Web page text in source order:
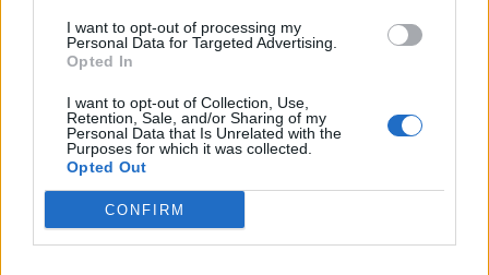
I want to opt-out of processing my
Personal Data for Targeted Advertising.
Opted In
I want to opt-out of Collection, Use,
Retention, Sale, and/or Sharing of my
Personal Data that Is Unrelated with the
Purposes for which it was collected.
Opted Out
CONFIRM
Γιαννακόπουλος
Ενορχηστρώσεις:
Φωτογραφίες:Ανδρέας Σιμόπουλος
Εισιτήρια μπορείτε να προμηθευτείτεεδώ